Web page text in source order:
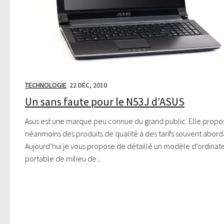
TECHNOLOGIE 22 DÉC, 2010
Un sans faute pour le N53J d’ASUS
Asus est une marque peu connue du grand public. Elle
néanmoins des produits de qualité à des tarifs souvent
Aujourd’hui je vous propose de détaillé un modèle
portable de milieu de...